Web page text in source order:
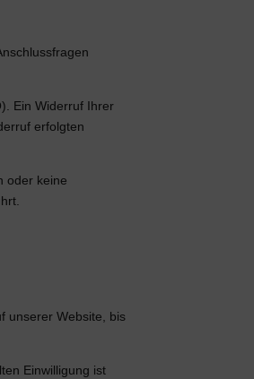
Ein Widerruf Ihrer
erfolgten
oder keine
unserer Website, bis
Einwilligung ist